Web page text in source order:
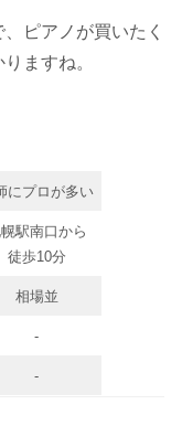
ピアノが買いたく
ますね。
にプロが多い
駅南口から
徒歩10分
相場並
-
-